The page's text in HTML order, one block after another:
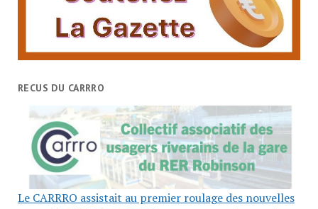
RECUS DU CARRRO
Le CARRRO assistait au premier roulage des nouvelles